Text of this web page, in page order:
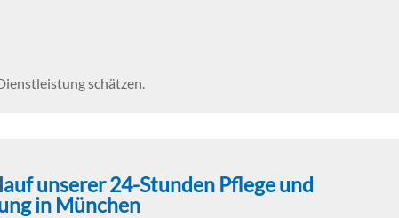
schätzen.
unserer 24-Stunden Pflege und
in München